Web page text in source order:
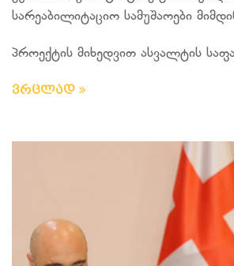
სარეაბილიტაციო სამუშაოები
პროექტის მიხედვით ასვალტის
ვრცლად